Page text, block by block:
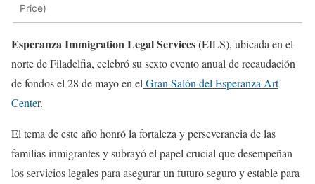
Price)
Esperanza Immigration Legal Services(EILS), ubicada en el
norte de Filadelfia, celebró su sexto evento anual de recaudación
de fondos el 28 de mayo en elGran Salón del Esperanza Art
Center.
El tema de este año honró la fortaleza y perseverancia de las
familias inmigrantes y subrayó el papel crucial que desempeñan
los servicios legales para asegurar un futuro seguro y estable para